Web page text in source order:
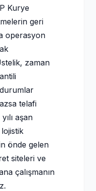
Kurye
geri
operasyon
zaman
telafi
aşan
önde gelen
siteleri ve
çalışmanın